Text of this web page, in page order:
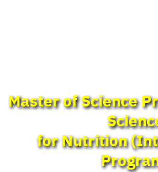
Master of Science
for Nutrition